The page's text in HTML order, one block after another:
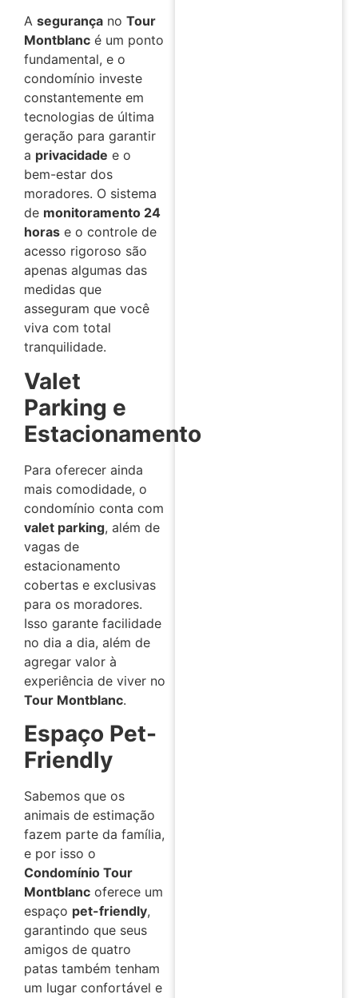
A segurança no Tour
Montblanc é um ponto
fundamental, e o
condomínio investe
constantemente em
tecnologias de última
geração para garantir
a privacidade e o
bem-estar dos
moradores. O sistema
de monitoramento 24
horas e o controle de
acesso rigoroso são
apenas algumas das
medidas que
asseguram que você
viva com total
tranquilidade.
Valet
Parking e
Estacionamento
Para oferecer ainda
mais comodidade, o
condomínio conta com
valet parking, além de
vagas de
estacionamento
cobertas e exclusivas
para os moradores.
Isso garante facilidade
no dia a dia, além de
agregar valor à
experiência de viver no
Tour Montblanc.
Espaço Pet-
Friendly
Sabemos que os
animais de estimação
fazem parte da família,
e por isso o
Condomínio Tour
Montblanc oferece um
espaço pet-friendly,
garantindo que seus
amigos de quatro
patas também tenham
um lugar confortável e